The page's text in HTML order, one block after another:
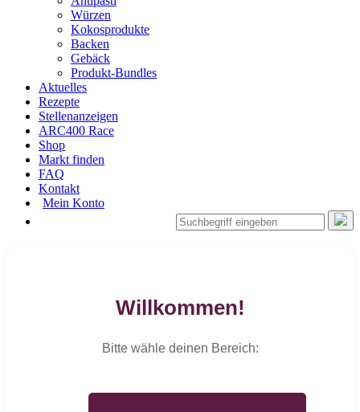
Würzen
Kokosprodukte
Backen
Gebäck
Produkt-Bundles
Aktuelles
Rezepte
Stellenanzeigen
ARC400 Race
Shop
Markt finden
FAQ
Kontakt
Mein Konto
Willkommen!
Bitte wähle deinen Bereich: